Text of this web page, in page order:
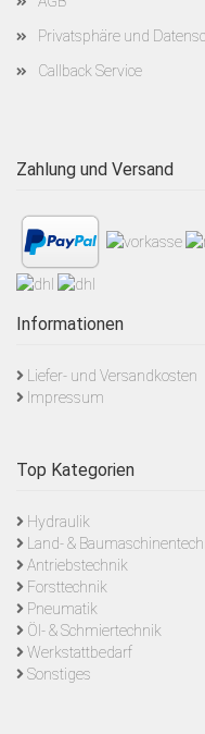
Privatsphäre und
Callback Service
Zahlung und Versand
Informationen
Liefer- und Versandkosten
Impressum
Top Kategorien
Hydraulik
Land- &
Antriebstechnik
Forsttechnik
Pneumatik
Öl- & Schmiertechnik
Werkstattbedarf
Sonstiges